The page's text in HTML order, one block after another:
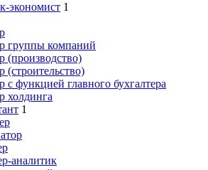
экономист 1
группы компаний
(производство)
функцией главного бухгалтера
холдинга
1
аналитик